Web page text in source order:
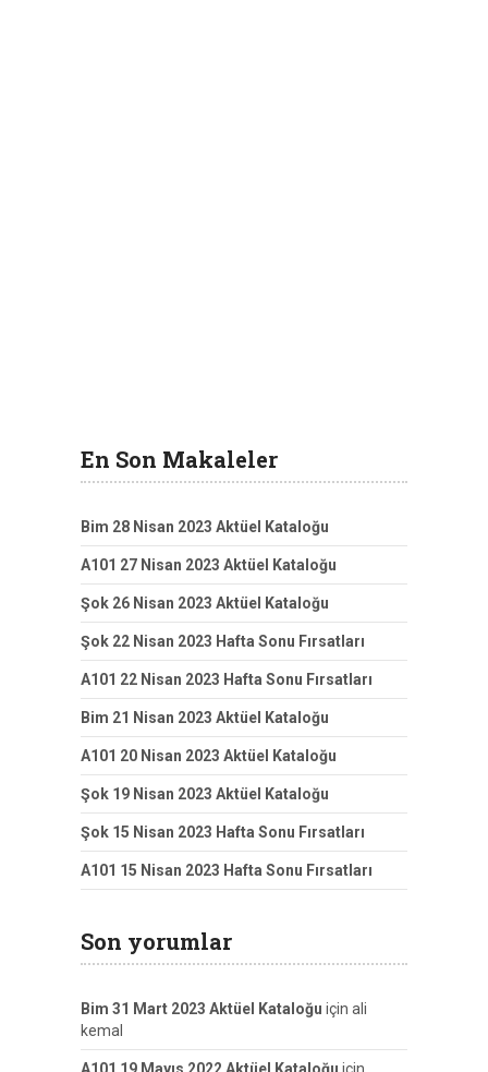
En Son Makaleler
Bim 28 Nisan 2023 Aktüel Kataloğu
A101 27 Nisan 2023 Aktüel Kataloğu
Şok 26 Nisan 2023 Aktüel Kataloğu
Şok 22 Nisan 2023 Hafta Sonu Fırsatları
A101 22 Nisan 2023 Hafta Sonu Fırsatları
Bim 21 Nisan 2023 Aktüel Kataloğu
A101 20 Nisan 2023 Aktüel Kataloğu
Şok 19 Nisan 2023 Aktüel Kataloğu
Şok 15 Nisan 2023 Hafta Sonu Fırsatları
A101 15 Nisan 2023 Hafta Sonu Fırsatları
Son yorumlar
Bim 31 Mart 2023 Aktüel Kataloğu için ali
kemal